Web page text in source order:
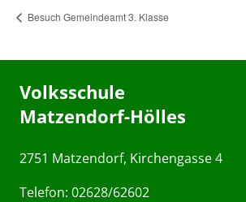
Besuch Gemeindeamt 3. Klasse
Volksschule
Matzendorf-Hölles
2751 Matzendorf, Kirchengasse 4
Telefon: 02628/62602